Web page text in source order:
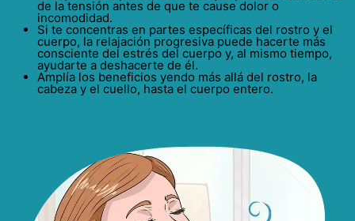
de la tensión antes de que te cause dolor o
incomodidad.
Si te concentras en partes específicas del rostro y el
cuerpo, la relajación progresiva puede hacerte más
consciente del estrés del cuerpo y, al mismo tiempo,
ayudarte a deshacerte de él.
Amplía los beneficios yendo más allá del rostro, la
cabeza y el cuello, hasta el cuerpo entero.